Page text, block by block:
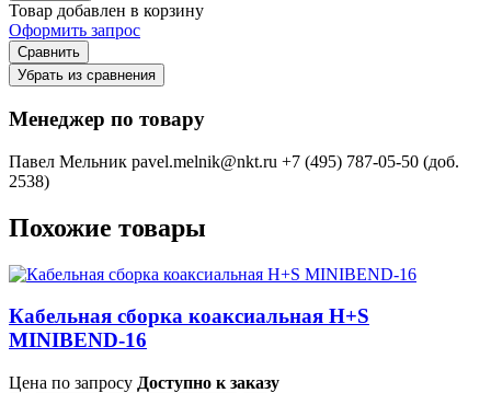
Товар добавлен в корзину
Оформить запрос
Сравнить
Убрать из сравнения
Менеджер по товару
Павел Мельник pavel.melnik@nkt.ru +7 (495) 787-05-50 (доб.
2538)
Похожие товары
Кабельная сборка коаксиальная H+S
MINIBEND-16
Цена по запросу Доступно к заказу